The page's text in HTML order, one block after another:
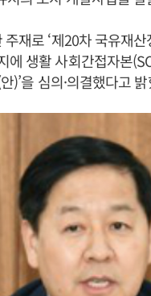
재로 ‘제20차 국유재
에 생활 사회간접자본
)’을 심의·의결했다고